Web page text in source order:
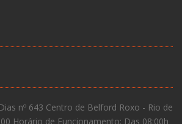
nº 643 Centro de Belford Roxo - Rio de
Horário de Funcionamento: Das 08:00h